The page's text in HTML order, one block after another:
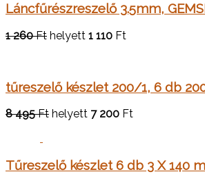
Láncfűrészreszelő 3.5mm,
1 260 Ft helyett 1 110 Ft
tűreszelő készlet 200/1, 6 db
8 495 Ft helyett 7 200 Ft
Tűreszelő készlet 6 db 3 X 140